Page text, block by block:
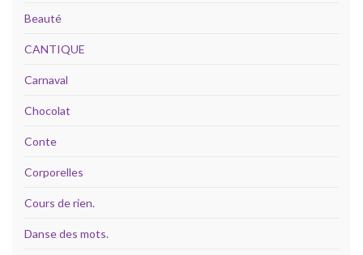
Beauté
CANTIQUE
Carnaval
Chocolat
Conte
Corporelles
Cours de rien.
Danse des mots.